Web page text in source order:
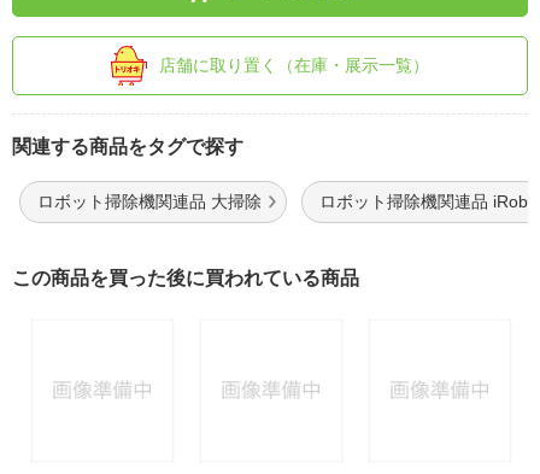
店舗に取り置く（在庫・展示一覧）
関連する商品をタグで探す
ロボット掃除機関連品 大掃除 ロボット掃除機関連品
この商品を買った後に買われている商品